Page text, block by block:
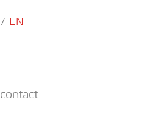
/ EN
contact